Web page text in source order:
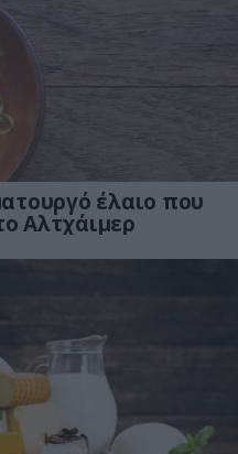
έλαιο που
Αλτχάιμερ